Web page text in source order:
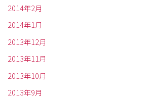
2014年2月
2014年1月
2013年12月
2013年11月
2013年10月
2013年9月